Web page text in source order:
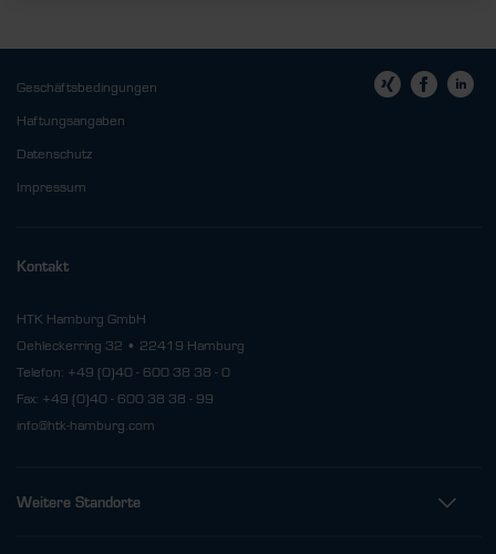
Geschäftsbedingungen
Haftungsangaben
Datenschutz
Impressum
Kontakt
HTK Hamburg GmbH
Oehleckerring 32 • 22419 Hamburg
Telefon: +49 (0)40 - 600 38 38 - 0
Fax: +49 (0)40 - 600 38 38 - 99
info@htk-hamburg.com
Weitere Standorte